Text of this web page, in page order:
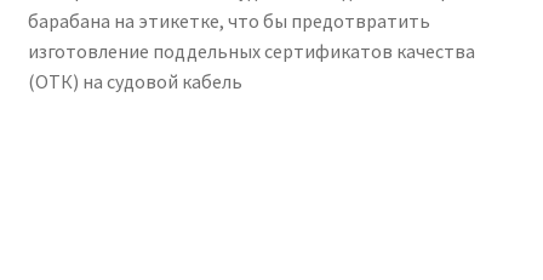
барабана на этикетке, что бы предотвратить
изготовление поддельных сертификатов качества
(ОТК) на судовой кабель